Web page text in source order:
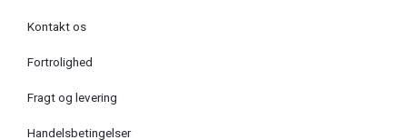
Kontakt os
Fortrolighed
Fragt og levering
Handelsbetingelser